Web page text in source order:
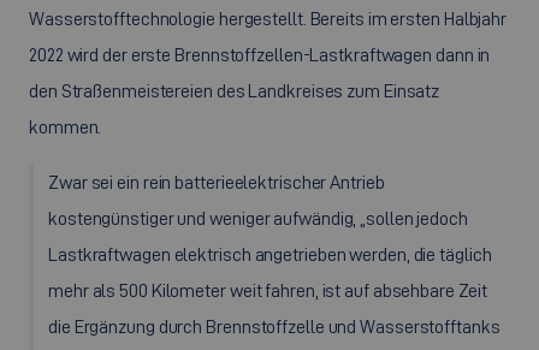
Wasserstofftechnologie hergestellt. Bereits im ersten Halbjahr
2022 wird der erste Brennstoffzellen-Lastkraftwagen dann in
den Straßenmeistereien des Landkreises zum Einsatz
kommen.
Zwar sei ein rein batterieelektrischer Antrieb
kostengünstiger und weniger aufwändig, „sollen jedoch
Lastkraftwagen elektrisch angetrieben werden, die täglich
mehr als 500 Kilometer weit fahren, ist auf absehbare Zeit
die Ergänzung durch Brennstoffzelle und Wasserstofftanks